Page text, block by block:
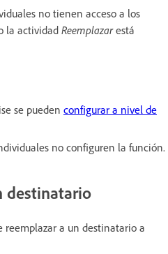
no tienen acceso a los
la actividad Reemplazarestá
se pueden configurar a nivel de
no configuren la función.
destinatario
a un destinatario a